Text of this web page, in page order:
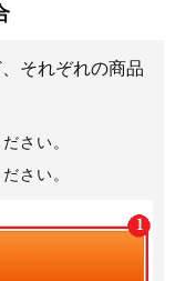
それぞれの商品
さい。
さい。